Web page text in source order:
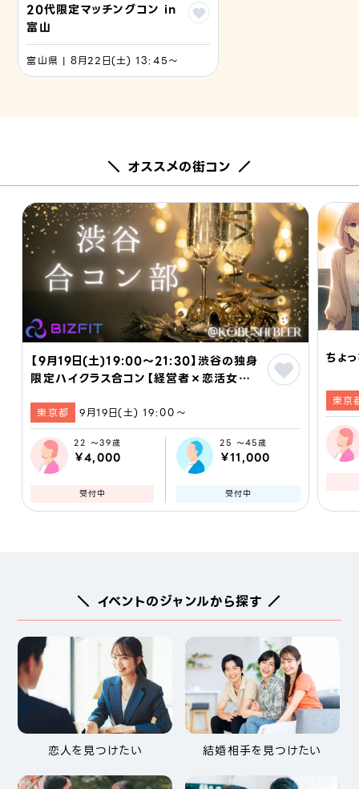
20代限定マッチングコン in
富山
富山県 | 8月22日(土) 13:45〜
＼ オススメの街コン ／
【9月19日(土)19:00～21:30】渋谷の独身
限定ハイクラス合コン【経営者×恋活女子】
コン #東京 #経営者
東京都 9月19日(土) 19:00〜
22 ～39歳
￥4,000
受付中
25 ～45歳
￥11,000
受付中
ちょ
東京
＼ イベントのジャンルから探す ／
恋人を見つけたい 結婚相手を見つけたい